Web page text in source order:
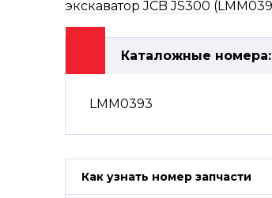
Каталожные номера:
LMM0393
Как узнать номер запчасти